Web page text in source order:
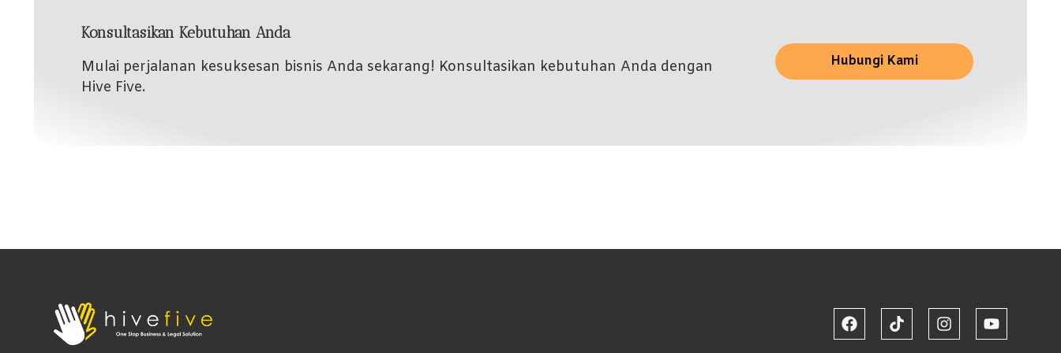
Konsultasikan Kebutuhan Anda
Mulai perjalanan kesuksesan bisnis Anda sekarang! Konsultasikan kebutuhan Anda dengan
Hive Five.
Hubungi Kami